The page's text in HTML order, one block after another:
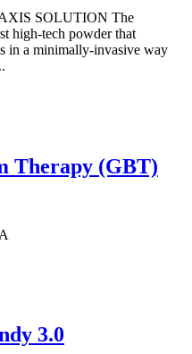
SOLUTION The
high-tech powder that
in a minimally-invasive way
Therapy (GBT)
3.0